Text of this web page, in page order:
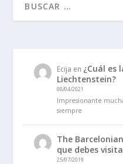
Ecija en ¿Cuál es
Liechtenstein?
08/04/2021
Impresionante
siempre
The Barcelonian
que debes
25/07/2019